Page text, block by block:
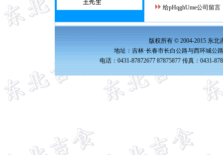
给pHqghUme公司留言
版权所有 © 2004-2015 东北
地址：吉林·长春市长白公路与西环城公
电话：0431-87872677 87875877 传真：0431-